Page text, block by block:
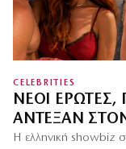
CELEBRITIES
ΝΈΟΙ ΈΡΩΤΕΣ,
ΆΝΤΕΞΑΝ
Η ελληνική showbiz